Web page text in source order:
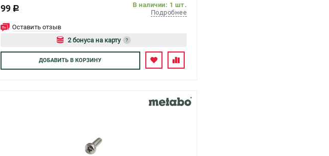
99 c
В наличии: 1 шт.
Подробнее
Оставить отзыв
2 бонуса на карту
?
Авторизуйтесь
ДОБАВИТЬ В КОРЗИНУ